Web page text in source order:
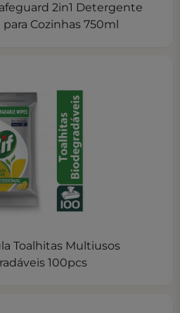
2in1 Detergente
Cozinhas 750ml
Toalhitas Multiusos
100pcs